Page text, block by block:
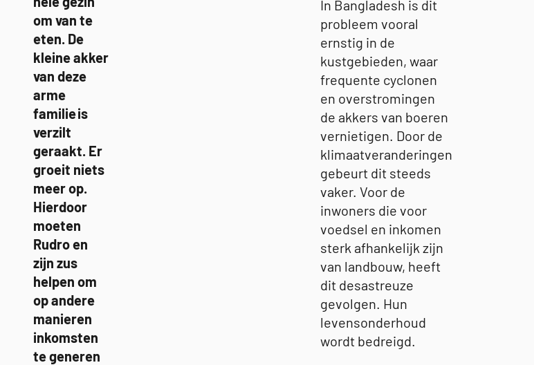
om van te
eten. De
kleine akker
van deze
arme
familie is
verzilt
geraakt. Er
groeit niets
meer op. ​
Hierdoor
moeten
Rudro en
zijn zus
helpen om
op andere
manieren
inkomsten
te generen
In Bangladesh is dit
probleem vooral
ernstig in de
kustgebieden, waar
frequente cyclonen
en overstromingen
de akkers van boeren
vernietigen. Door de
klimaatveranderingen
gebeurt dit steeds
vaker. Voor de
inwoners die voor
voedsel en inkomen
sterk afhankelijk zijn
van landbouw, heeft
dit desastreuze
gevolgen. Hun
levensonderhoud
wordt bedreigd.